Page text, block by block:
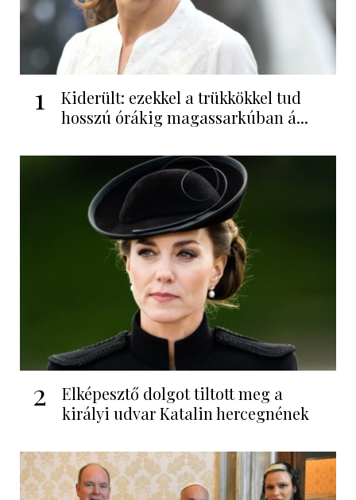
1
Kiderült: ezekkel a trükkökkel tud
hosszú órákig magassarkúban á...
2
Elképesztő dolgot tiltott meg a
királyi udvar Katalin hercegnének